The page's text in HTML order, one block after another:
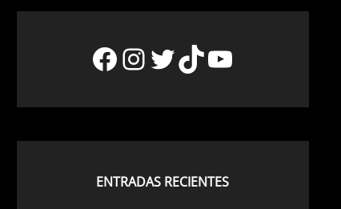
Facebook
Instagram
Twitter
TikTok
YouTube
ENTRADAS RECIENTES